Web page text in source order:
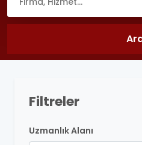
Filtreler
Uzmanlık Alanı